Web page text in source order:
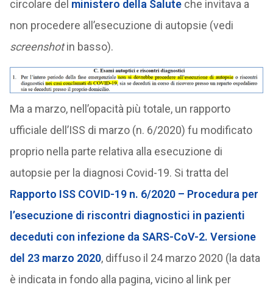
circolare del ministero della Saluteche invitava a
non procedere all’esecuzione di autopsie (vedi
screenshotin basso).
Ma a marzo, nell’opacità più totale, un rapporto
ufficiale dell’ISS di marzo (n. 6/2020) fu modificato
proprio nella parte relativa alla esecuzione di
autopsie per la diagnosi Covid-19. Si tratta del
Rapporto ISS COVID-19 n. 6/2020 – Procedura per
l’esecuzione di riscontri diagnostici in pazienti
deceduti con infezione da SARS-CoV-2. Versione
del 23 marzo 2020, diffuso il 24 marzo 2020 (la data
è indicata in fondo alla pagina, vicino al link per